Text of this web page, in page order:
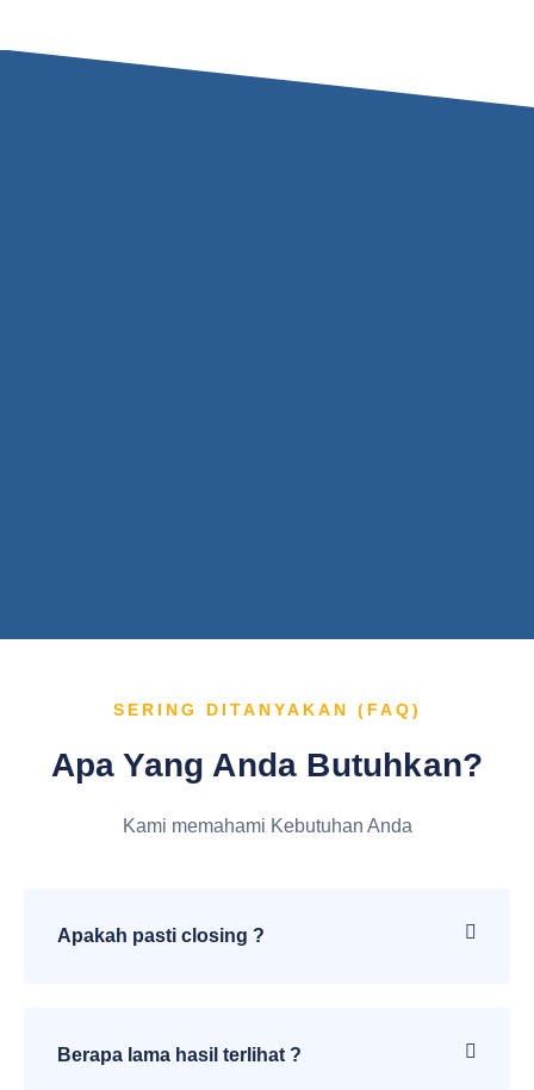
SERING DITANYAKAN (FAQ)
Apa Yang Anda Butuhkan?
Kami memahami Kebutuhan Anda
Apakah pasti closing ?
Berapa lama hasil terlihat ?